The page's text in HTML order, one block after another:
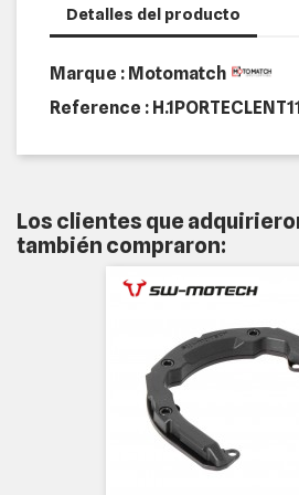
Detalles del producto
Marque : Motomatch
Reference :
Los clientes que
también compraron: